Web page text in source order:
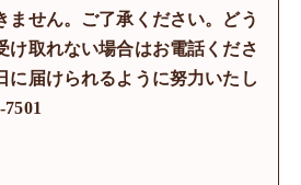
ません。ご了承ください。どう
け取れない場合はお電話くださ
に届けられるように努力いたし